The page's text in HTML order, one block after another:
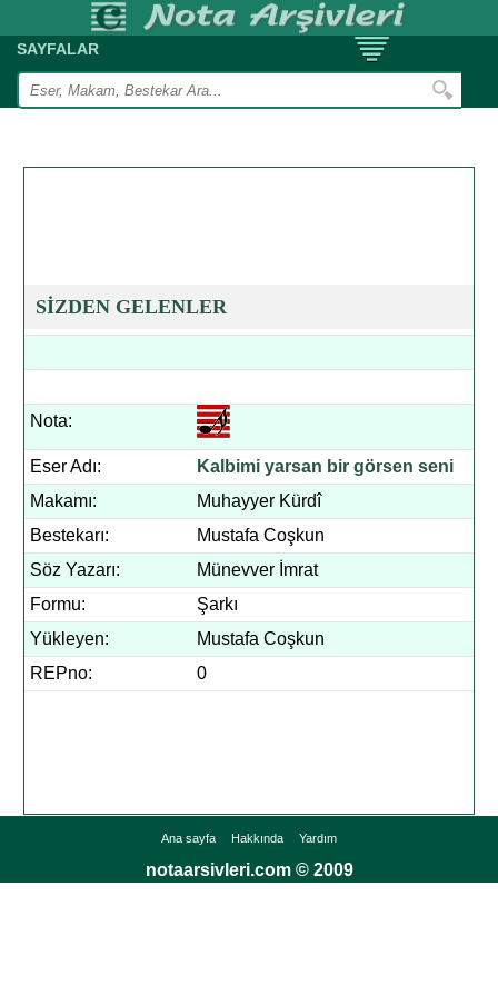
SAYFALAR
SİZDEN GELENLER
Nota:
Eser Adı:
Kalbimi yarsan bir görsen seni
Makamı:
Muhayyer Kürdî
Bestekarı:
Mustafa Coşkun
Söz Yazarı:
Münevver İmrat
Formu:
Şarkı
Yükleyen:
Mustafa Coşkun
REPno:
0
Ana sayfa Hakkında Yardım
notaarsivleri.com © 2009